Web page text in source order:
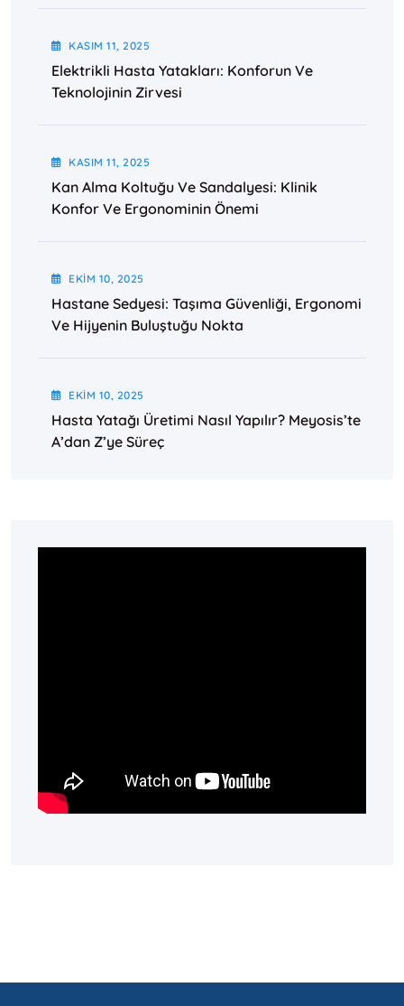
KASIM11 , 2025
Elektrikli Hasta Yatakları: Konforun Ve
Teknolojinin Zirvesi
KASIM11 , 2025
Kan Alma Koltuğu Ve Sandalyesi: Klinik
Konfor Ve Ergonominin Önemi
EKIM 10 , 2025
Hastane Sedyesi: Taşıma Güvenliği, Ergonomi
Ve Hijyenin Buluştuğu Nokta
EKIM 10 , 2025
Hasta Yatağı Üretimi Nasıl Yapılır? Meyosis’te
A’dan Z’ye Süreç